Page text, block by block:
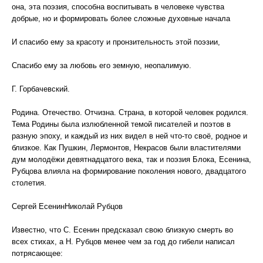
она, эта поэзия, способна воспитывать в человеке чувства
добрые, но и формировать более сложные духовные начала
И спасибо ему за красоту и пронзительность этой поэзии,
Спасибо ему за любовь его земную, неопалимую.
Г. Горбачевский.
Родина. Отечество. Отчизна. Страна, в которой человек родился.
Тема Родины была излюбленной темой писателей и поэтов в
разную эпоху, и каждый из них видел в ней что-то своё, родное и
близкое. Как Пушкин, Лермонтов, Некрасов были властителями
дум молодёжи девятнадцатого века, так и поэзия Блока, Есенина,
Рубцова влияла на формирование поколения нового, двадцатого
столетия.
Сергей ЕсенинНиколай Рубцов
Известно, что С. Есенин предсказал свою близкую смерть во
всех стихах, а Н. Рубцов менее чем за год до гибели написал
потрясающее: